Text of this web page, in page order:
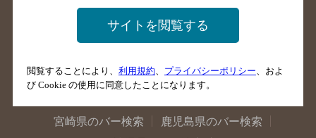
島根県のバー検索
徳島県のバー検索
香川県のバー検索
愛媛県のバー検索
長崎県のバー検索
佐賀県のバー検索
宮崎県のバー検索
鹿児島県のバー検索
サイトを閲覧する
閲覧することにより、 利用規約 プライバシーポリシー 、およ
び Cookie の使用に同意したことになります。